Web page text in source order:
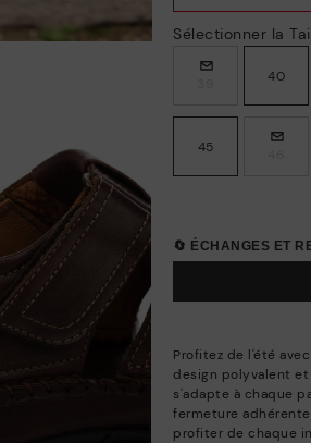
Sélectionner la
40
45
🔄 ÉCHANGES ET
Profitez de l'été
design polyvalent
s'adapte à chaque
fermeture
profiter de chaque